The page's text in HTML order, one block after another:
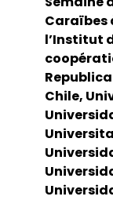
Caraïbes
l’Institut
Chile,